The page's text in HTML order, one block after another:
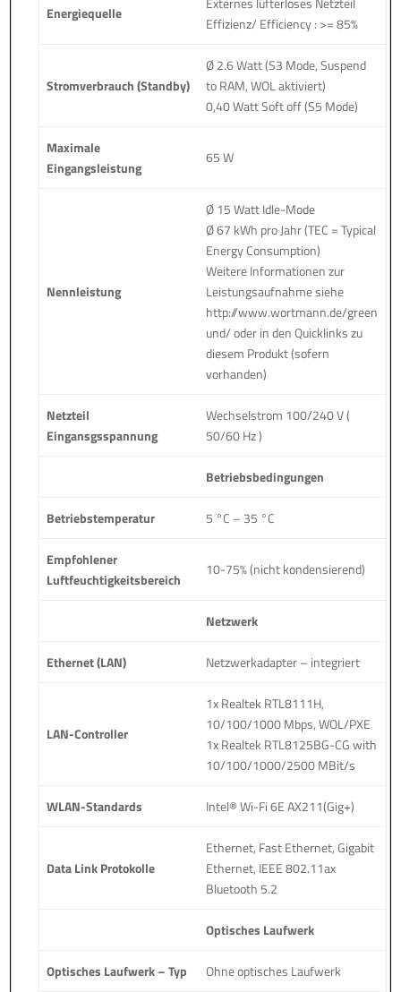
Energiequelle
Effizienz/ Efficiency : >= 85%
Stromverbrauch (Standby)
Ø 2.6 Watt (S3 Mode, Suspend
to RAM, WOL aktiviert)
0,40 Watt Soft off (S5 Mode)
Maximale
Eingangsleistung
65 W
Nennleistung
Ø 15 Watt Idle-Mode
Ø 67 kWh pro Jahr (TEC = Typical
Energy Consumption)
Weitere Informationen zur
Leistungsaufnahme siehe
http://www.wortmann.de/green
und/ oder in den Quicklinks zu
diesem Produkt (sofern
vorhanden)
Netzteil
Eingansgsspannung
Wechselstrom 100/240 V (
50/60 Hz )
Betriebsbedingungen
Betriebstemperatur 5 °C – 35 °C
Empfohlener
Luftfeuchtigkeitsbereich
10-75% (nicht kondensierend)
Netzwerk
Ethernet (LAN) Netzwerkadapter – integriert
LAN-Controller
1x Realtek RTL8111H,
10/100/1000 Mbps, WOL/PXE
1x Realtek RTL8125BG-CG with
10/100/1000/2500 MBit/s
WLAN-Standards Intel® Wi-Fi 6E AX211(Gig+)
Data Link Protokolle
Ethernet, Fast Ethernet, Gigabit
Ethernet, IEEE 802.11ax
Bluetooth 5.2
Optisches Laufwerk
Optisches Laufwerk – Typ Ohne optisches Laufwerk